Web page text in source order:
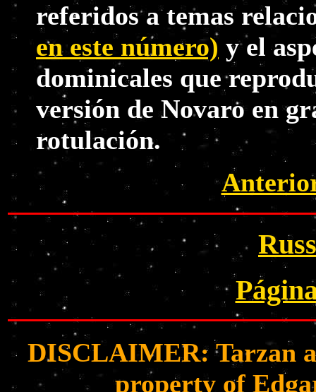
referidos a temas
en este número) y el
dominicales que
versión de Novaro en
rotulación.
DISCLAIMER: Tarzan
property of